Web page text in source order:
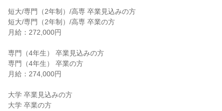
短大/専門（2年制）/高専 卒業見込みの方
短大/専門（2年制）/高専 卒業の方
月給：272,000円
専門（4年生） 卒業見込みの方
専門（4年生） 卒業の方
月給：274,000円
大学 卒業見込みの方
大学 卒業の方